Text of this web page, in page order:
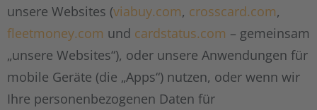
unsere Websites (viabuy.com, crosscard.com,
fleetmoney.com und cardstatus.com – gemeinsam
„unsere Websites“), oder unsere Anwendungen für
mobile Geräte (die „Apps“) nutzen, oder wenn wir
Ihre personenbezogenen Daten für